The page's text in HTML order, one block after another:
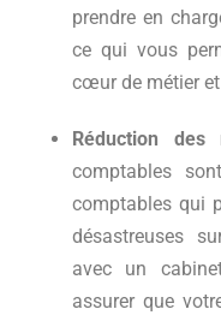
prendre en
ce qui vous
cœur de métier
Réduction des
comptables
comptables qui
désastreuses
avec un
assurer que